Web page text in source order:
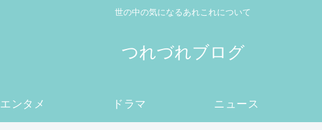
世の中の気になるあれこれについて
つれづれブログ
エンタメ ドラマ ニュース